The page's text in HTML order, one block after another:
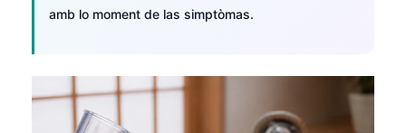
amb lo moment de las simptòmas.